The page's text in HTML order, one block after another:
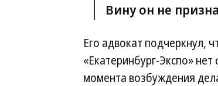
Вину он не
Его адвокат подчеркнул,
«Екатеринбург-Экспо»
момента возбуждения